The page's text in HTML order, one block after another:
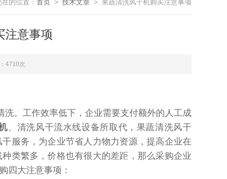
的位置： 首页 > 技术文章 > 果蔬清洗风干机购买注意事项
注意事项
4710次
。工作效率低下，企业需要支付额外的人工成
、清洗风干流水线设备所取代，果蔬清洗风干
服务，为企业节省人力物力资源，提高企业在
类繁多，价格也有很大的差距，那么采购企业
四大注意事项：